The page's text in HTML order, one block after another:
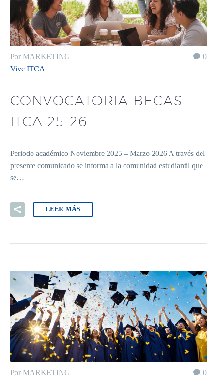
0
Por MARKETING
Vive ITCA
CONVOCATORIA BECAS
ITCA 25-26
Periodo académico Noviembre 2025 – Marzo 2026 A través del
presente comunicado se informa a la comunidad estudiantil que
se…
LEER MÁS
0
Por MARKETING